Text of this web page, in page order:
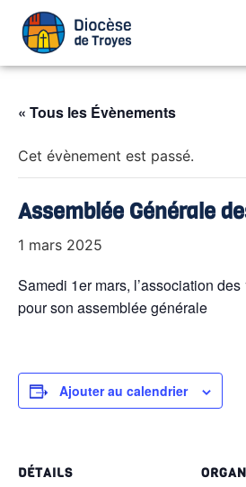
« Tous les Évènements
Cet évènement est passé.
Assemblée Générale
1 mars 2025
Samedi 1er mars, l’association
pour son assemblée générale
Ajouter au calendrier
DÉTAILS